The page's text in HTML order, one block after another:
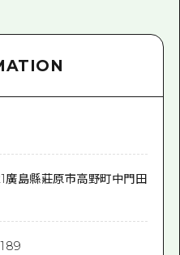
廣島縣莊原市高野町中門田